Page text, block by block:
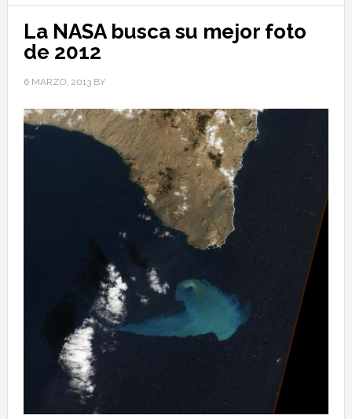
La NASA busca su mejor foto
de 2012
6 MARZO, 2013BY